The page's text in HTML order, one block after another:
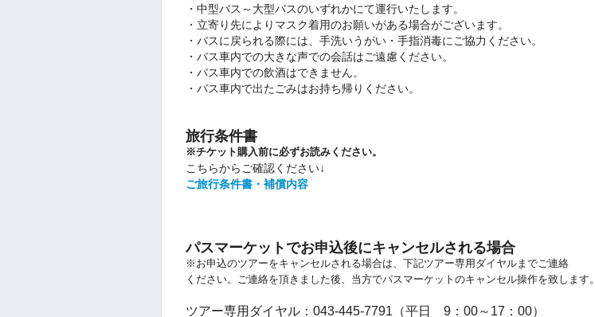
・ 中型バス～大型バスのいずれかにて運行いたします。
・立寄り先によりマスク着用のお願いがある場合がございます。
・バスに戻られる際には、手洗いうがい・手指消毒にご協力ください。
・バス車内での大きな声での会話はご遠慮ください。
・バス車内での飲酒はできません。
・バス車内で出たごみはお持ち帰りください。
旅行条件書
※チケット購入前に必ずお読みください。
こちらからご確認ください↓
ご旅行条件書・補償内容
パスマーケットでお申込後にキャンセルされる場合
※お申込のツアーをキャンセルされる場合は、下記ツアー専用ダイヤルまでご連絡
ください。
ご連絡を頂きました後、当方でパスマーケットのキャンセル操作を致します。
ツアー専用ダイヤル：043-445-7791（平日 9：00～17：00）